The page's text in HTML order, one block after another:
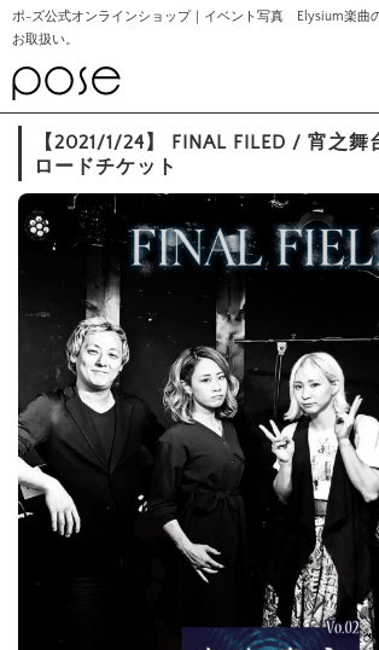
ポ-ズ公式オンラインショップ｜イベント写真 Elysium楽曲
お取扱い。
【2021/1/24】 FINAL FILED / 宵之
ロードチケット